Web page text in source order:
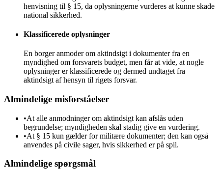
henvisning til § 15, da oplysningerne vurderes at kunne skade
national sikkerhed.
Klassificerede oplysninger
En borger anmoder om aktindsigt i dokumenter fra en
myndighed om forsvarets budget, men får at vide, at nogle
oplysninger er klassificerede og dermed undtaget fra
aktindsigt af hensyn til rigets forsvar.
Almindelige misforståelser
•At alle anmodninger om aktindsigt kan afslås uden
begrundelse; myndigheden skal stadig give en vurdering.
•At § 15 kun gælder for militære dokumenter; den kan også
anvendes på civile sager, hvis sikkerhed er på spil.
Almindelige spørgsmål